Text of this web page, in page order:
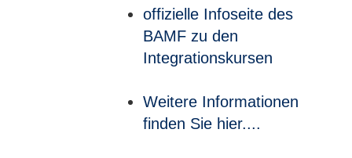
offizielle Infoseite des
BAMF zu den
Integrationskursen
Weitere Informationen
finden Sie hier....